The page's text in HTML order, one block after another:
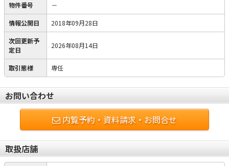
物件番号 －
情報公開日 2018年09月28日
次回更新予
定日
2026年08月14日
取引態様 専任
お問い合わせ
内覧予約・資料請求・お問合せ
取扱店舗